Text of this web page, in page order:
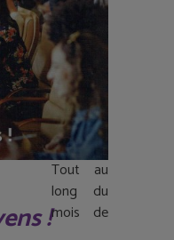
!
Tout au
long du
mois de